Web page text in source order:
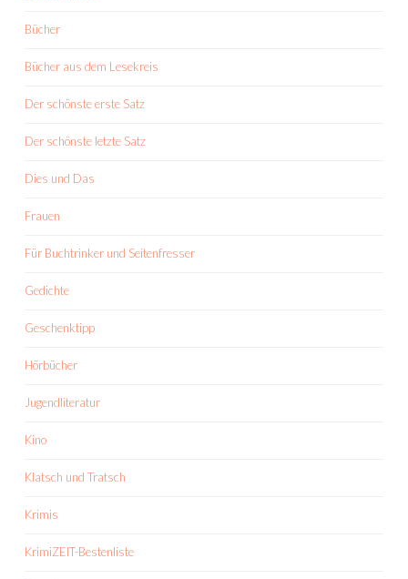
Bücher
Bücher aus dem Lesekreis
Der schönste erste Satz
Der schönste letzte Satz
Dies und Das
Frauen
Für Buchtrinker und Seitenfresser
Gedichte
Geschenktipp
Hörbücher
Jugendliteratur
Kino
Klatsch und Tratsch
Krimis
KrimiZEIT-Bestenliste